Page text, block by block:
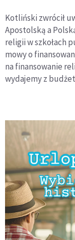
Kotliński zwrócił
Apostolską a
religii w szkołach
mowy o
na finansowanie
wydajemy z